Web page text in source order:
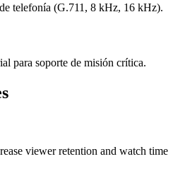
telefonía (G.711, 8 kHz, 16 kHz).
para soporte de misión crítica.
viewer retention and watch time